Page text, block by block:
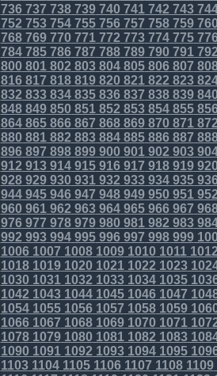
736737 738739740741742 743
752 753754755756757 758759
768769770771772 773774775
784785786787 788789790791792
800801802 803804805806807
816817 818819820821822 823
832 833834835836837 838839
848849850851852 853854855
864865866867 868869870871872
880881882 883884885886887
896897 898899900901902 903
912 913914915916917 918919
928929930931932 933934935
944945946947 948949950951952
960961962 963964965966967
976977 978979980981982 983
992 993994995996997 998999
10061007 10081009101010111012
10181019102010211022 1023
103010311032 103310341035
1042 10431044104510461047
1054105510561057 10581059
10661067 1068106910701071
10781079108010811082 1083
109010911092 109310941095
11031104110511061107 11081109